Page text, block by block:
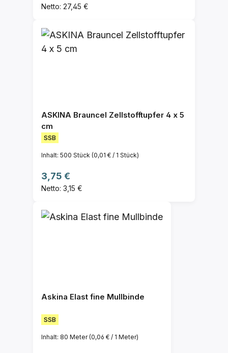
Netto: 27,45 €
ASKINA Brauncel Zellstofftupfer 4 x 5
cm
SSB
Inhalt: 500 Stück (0,01 € / 1 Stück)
Regulärer Preis:
3,75 €
Netto: 3,15 €
Askina Elast fine Mullbinde
SSB
Inhalt: 80 Meter(0,06 € / 1 Meter)